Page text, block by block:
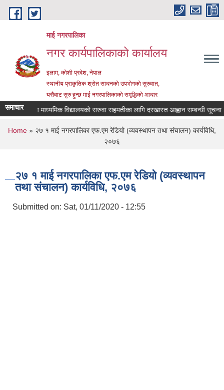
Skip to main content
माई नगरपालिका
नगर कार्यपालिकाको कार्यालय
इलाम, कोशी प्रदेश, नेपाल
स्थानीय प्राकृतिक श्रोत साधनको उपभोगको सुरुवात,
यसैबाट सुरु हुन्छ माई नगरपालिकाको समृद्धिको आधार
समाचार
श्री जनता माध्यमिक विद्यालयको सरुवा सहमतीका लागि दरखास्त आह्वान सम्बन्धी सूचना
You are here
Home » २७ १ माई नगरपालिका एफ.एम रेडियो (व्यवस्थापन तथा संचालन) कार्यविधि,
२०७६
२७ १ माई नगरपालिका एफ.एम रेडियो (व्यवस्थापन
तथा संचालन) कार्यविधि, २०७६
Submitted on: Sat, 01/11/2020 - 12:55